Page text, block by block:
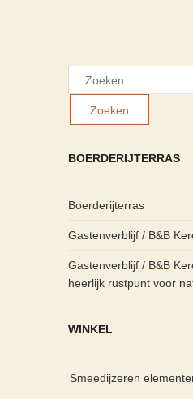
BOERDERIJTERRAS
Boerderijterras
Gastenverblijf / B&B
Gastenverblijf / B&B
heerlijk rustpunt voor
WINKEL
Smeedijzeren